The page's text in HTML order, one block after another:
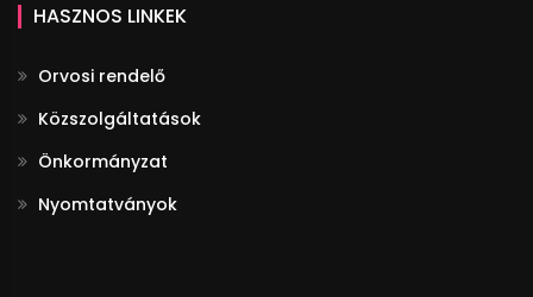
HASZNOS LINKEK
Orvosi rendelő
Közszolgáltatások
Önkormányzat
Nyomtatványok